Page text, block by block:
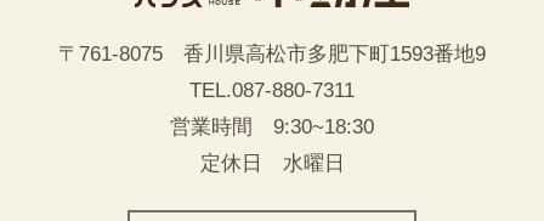
〒761-8075 香川県高松市多肥下町1593番地9
TEL.087-880-7311
営業時間 9:30~18:30
定休日 水曜日